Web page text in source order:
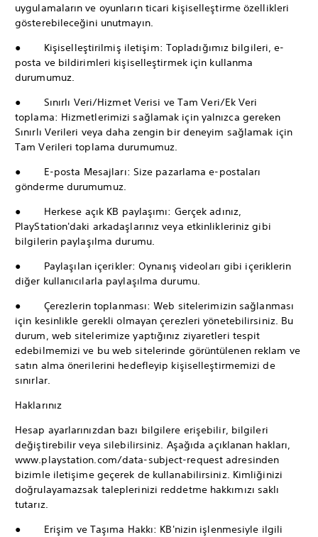
uygulamaların ve oyunların ticari kişiselleştirme özellikleri
gösterebileceğini unutmayın.
● Kişiselleştirilmiş iletişim: Topladığımız bilgileri, e-
posta ve bildirimleri kişiselleştirmek için kullanma
durumumuz.
● Sınırlı Veri/Hizmet Verisi ve Tam Veri/Ek Veri
toplama: Hizmetlerimizi sağlamak için yalnızca gereken
Sınırlı Verileri veya daha zengin bir deneyim sağlamak için
Tam Verileri toplama durumumuz.
● E-posta Mesajları: Size pazarlama e-postaları
gönderme durumumuz.
● Herkese açık KB paylaşımı: Gerçek adınız,
PlayStation'daki arkadaşlarınız veya etkinlikleriniz gibi
bilgilerin paylaşılma durumu.
● Paylaşılan içerikler: Oynanış videoları gibi içeriklerin
diğer kullanıcılarla paylaşılma durumu.
● Çerezlerin toplanması: Web sitelerimizin sağlanması
için kesinlikle gerekli olmayan çerezleri yönetebilirsiniz. Bu
durum, web sitelerimize yaptığınız ziyaretleri tespit
edebilmemizi ve bu web sitelerinde görüntülenen reklam ve
satın alma önerilerini hedefleyip kişiselleştirmemizi de
sınırlar.
Haklarınız
Hesap ayarlarınızdan bazı bilgilere erişebilir, bilgileri
değiştirebilir veya silebilirsiniz. Aşağıda açıklanan hakları,
www.playstation.com/data-subject-request adresinden
bizimle iletişime geçerek de kullanabilirsiniz. Kimliğinizi
doğrulayamazsak taleplerinizi reddetme hakkımızı saklı
tutarız.
● Erişim ve Taşıma Hakkı: KB'nizin işlenmesiyle ilgili